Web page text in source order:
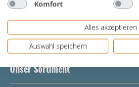
Unser Sortiment
Komfort
Alles akzeptieren
Auswahl speichern